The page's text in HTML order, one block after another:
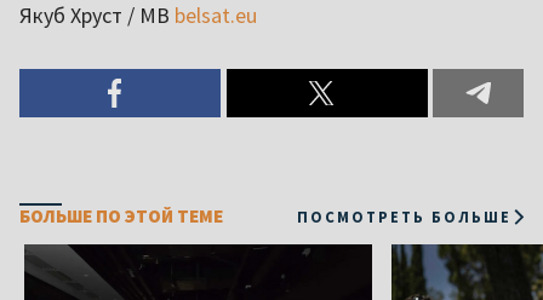
Якуб Хруст / МВ belsat.eu
БОЛЬШЕ ПО ЭТОЙ ТЕМЕ ПОСМОТРЕТЬ БОЛЬШЕ